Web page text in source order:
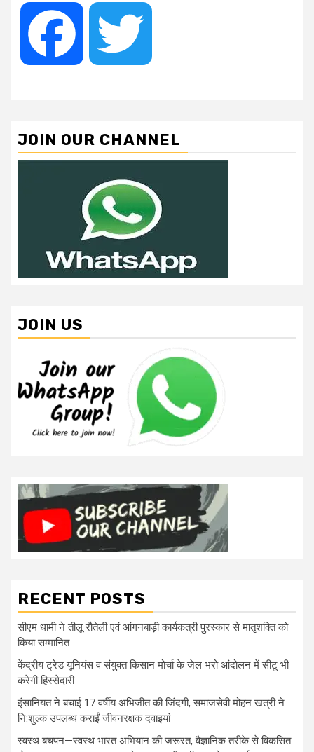
Facebook
JOIN OUR CHANNEL
JOIN US
RECENT POSTS
सीएम धामी ने तीलू रौतेली एवं आंगनबाड़ी कार्यकत्री पुरस्कार से मातृशक्ति को
किया सम्मानित
केंद्रीय ट्रेड यूनियंस व संयुक्त किसान मोर्चा के जेल भरो आंदोलन में सीटू भी
करेगी हिस्सेदारी
इंसानियत ने बचाई 17 वर्षीय अभिजीत की जिंदगी, समाजसेवी मोहन खत्री ने
नि:शुल्क उपलब्ध कराईं जीवनरक्षक दवाइयां
स्वस्थ बचपन—स्वस्थ भारत अभियान की जरूरत, वैज्ञानिक तरीके से विकसित